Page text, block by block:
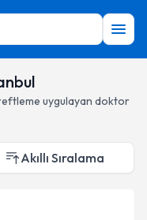
uygulayan doktor
Akıllı Sıralama